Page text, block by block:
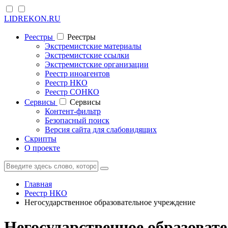
LIDREKON.RU
Реестры
Реестры
Экстремистские материалы
Экстремистские ссылки
Экстремистские организации
Реестр иноагентов
Реестр НКО
Реестр СОНКО
Cервисы
Cервисы
Контент-фильтр
Безопасный поиск
Версия сайта для слабовидящих
Скрипты
О проекте
Главная
Реестр НКО
Негосударственное образовательное учреждение